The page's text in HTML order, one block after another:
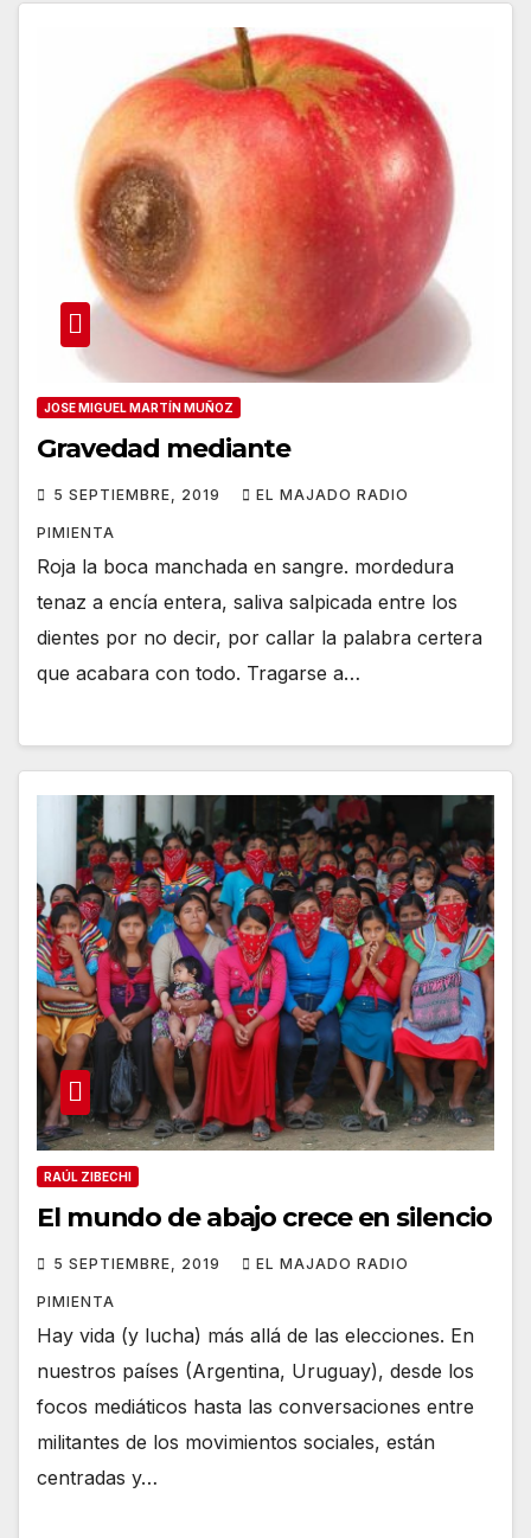
JOSE MIGUEL MARTÍN MUÑOZ
Gravedad mediante
5 SEPTIEMBRE, 2019 EL MAJADO RADIO
PIMIENTA
Roja la boca manchada en sangre. mordedura
tenaz a encía entera, saliva salpicada entre los
dientes por no decir, por callar la palabra certera
que acabara con todo. Tragarse a…
RAÚL ZIBECHI
El mundo de abajo crece en silencio
5 SEPTIEMBRE, 2019 EL MAJADO RADIO
PIMIENTA
Hay vida (y lucha) más allá de las elecciones. En
nuestros países (Argentina, Uruguay), desde los
focos mediáticos hasta las conversaciones entre
militantes de los movimientos sociales, están
centradas y…